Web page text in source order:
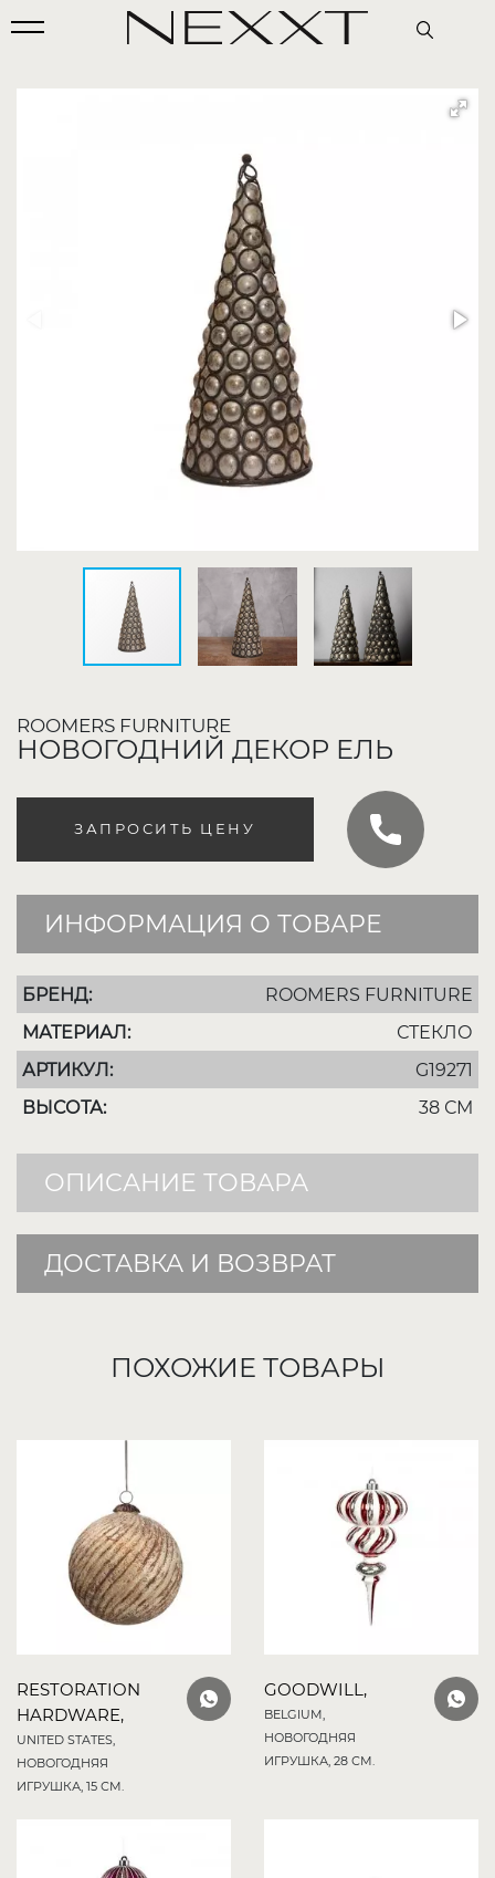
ROOMERS FURNITURE
НОВОГОДНИЙ ДЕКОР ЕЛЬ
ЗАПРОСИТЬ ЦЕНУ
ИНФОРМАЦИЯ О ТОВАРЕ
БРЕНД:
ROOMERS FURNITURE
МАТЕРИАЛ:
СТЕКЛО
АРТИКУЛ:
G19271
ВЫСОТА:
38 СМ
ОПИСАНИЕ ТОВАРА
ДОСТАВКА И ВОЗВРАТ
ПОХОЖИЕ ТОВАРЫ
RESTORATION
HARDWARE,
UNITED STATES,
НОВОГОДНЯЯ
ИГРУШКА, 15 СМ.
GOODWILL,
BELGIUM,
НОВОГОДНЯЯ
ИГРУШКА, 28 СМ.